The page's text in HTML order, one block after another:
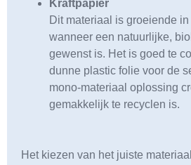
Kraftpapier
Dit materiaal is groeiende in
wanneer een natuurlijke,
gewenst is. Het is goed te
dunne plastic folie voor de
mono-materiaal oplossing
gemakkelijk te recyclen is.
Het kiezen van het juiste